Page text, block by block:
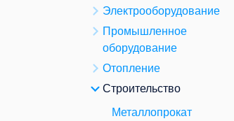
Электрооборудование
Промышленное
оборудование
Отопление
Строительство
Металлопрокат